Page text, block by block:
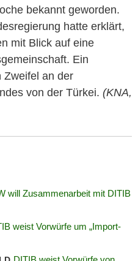
bekannt geworden.
hatte erklärt,
mit Blick auf eine
Ein
Zweifel an der
von der Türkei. (KNA,
will Zusammenarbeit mit DITIB
weist Vorwürfe um „Import-